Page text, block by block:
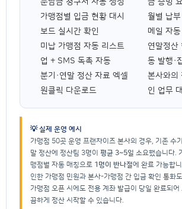
가맹점별 입금 현황 대시
보드 실시간 확인
미납 가맹점 자동 리스트
업 + SMS 독촉 자동
분기·연말 정산 자료 엑셀
원클릭 다운로드
월별 납부
메일 자
연말정산
동 발행·
본사와의
인 업무
💡 실제 운영 예시
가맹점 50곳 운영 프랜차이즈 본사의 경우, 기존 수
말 정산에 정산팀 3명이 평균 3~5일 소요했습니다.
맹점별 자동 매칭으로 1명이 반나절에 완료 가능합
인한 가맹점 민원과 본사-가맹점 간 입금 확인 통화
가맹점 오픈 시에도 전용 계좌 발급이 당일 완료되어
끔하게 정산 시작할 수 있습니다.